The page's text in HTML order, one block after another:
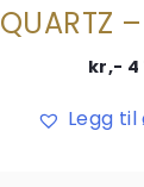
QUARTZ –
kr,- 4
Legg